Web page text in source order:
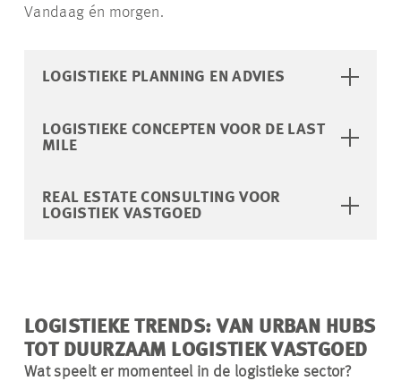
Vandaag én morgen.
LOGISTIEKE PLANNING EN ADVIES
LOGISTIEKE CONCEPTEN VOOR DE LAST
MILE
REAL ESTATE CONSULTING VOOR
LOGISTIEK VASTGOED
LOGISTIEKE TRENDS: VAN URBAN HUBS
TOT DUURZAAM LOGISTIEK VASTGOED
Wat speelt er momenteel in de logistieke sector?